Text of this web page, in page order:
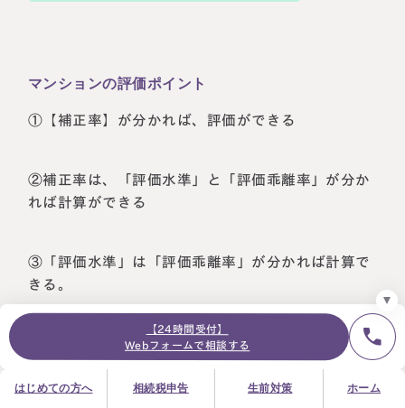
【24時間受付】
Webフォームで相談する
はじめての方へ 相続税申告 生前対策 ホーム
お急ぎの方は電話で面談予約
面談の予約はこちら
お知らせ 採用サイトプライバシーポリシーサイトマップ
マンションの評価ポイント
①【補正率】が分かれば、評価ができる
②補正率は、「評価水準」と「評価乖離率」が分か
れば計算ができる
③「評価水準」は「評価乖離率」が分かれば計算で
きる。
つまり「評価乖離率」が分かれば全ての計算がで